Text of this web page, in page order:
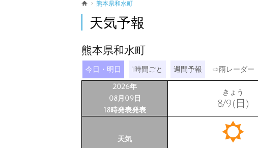
熊本県和水町
天気予報
熊本県和水町
今日・明日 1時間ごと 週間予報 ⇨雨レーダー
2026年
08月09日
18時発表発表
きょう
8/9(日)
天気